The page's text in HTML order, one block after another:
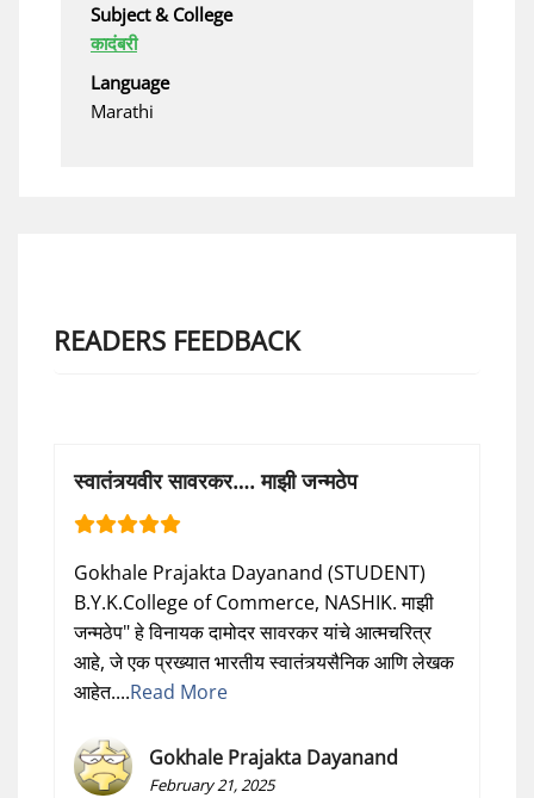
Subject & College
कादंबरी
Language
Marathi
READERS FEEDBACK
स्वातंत्र्यवीर सावरकर…. माझी जन्मठेप
Gokhale Prajakta Dayanand (STUDENT)
B.Y.K.College of Commerce, NASHIK. माझी
जन्मठेप" हे विनायक दामोदर सावरकर यांचे आत्मचरित्र
आहे, जे एक प्रख्यात भारतीय स्वातंत्र्यसैनिक आणि लेखक
आहेत....Read More
Gokhale Prajakta Dayanand
February 21, 2025